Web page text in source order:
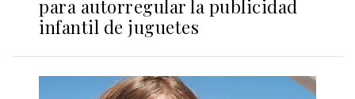
para autorregular la publicidad
infantil de juguetes